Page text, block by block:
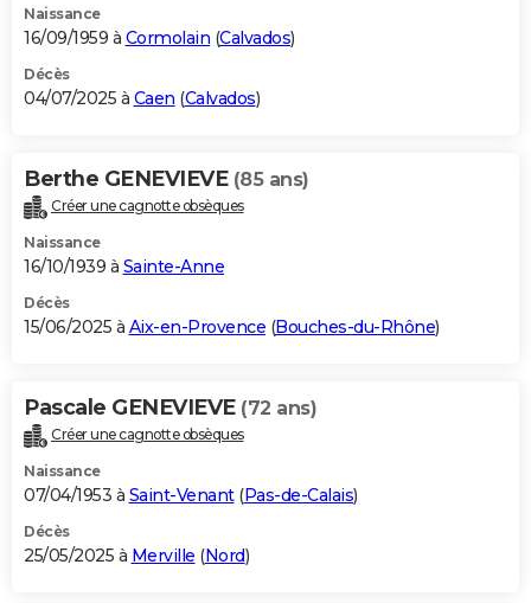
Naissance
16/09/1959 à Cormolain (Calvados)
Décès
04/07/2025 à Caen (Calvados)
Berthe GENEVIEVE (85 ans)
Créer une cagnotte obsèques
Naissance
16/10/1939 à Sainte-Anne
Décès
15/06/2025 à Aix-en-Provence (Bouches-du-Rhône)
Pascale GENEVIEVE (72 ans)
Créer une cagnotte obsèques
Naissance
07/04/1953 à Saint-Venant(Pas-de-Calais)
Décès
25/05/2025 à Merville (Nord)